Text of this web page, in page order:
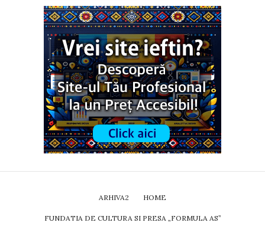
ARHIVA2 HOME
FUNDATIA DE CULTURA SI PRESA „FORMULA AS”